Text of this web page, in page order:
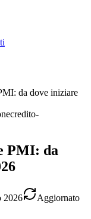
da dove iniziare
credito-
PMI: da
2026
Aggiornato